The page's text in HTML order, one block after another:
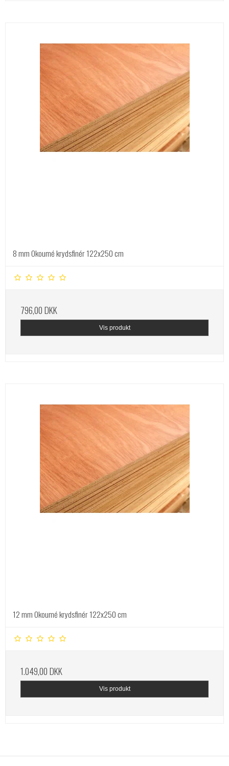
8 mm Okoumé krydsfinér 122x250 cm
796,00 DKK
Vis produkt
12 mm Okoumé krydsfinér 122x250 cm
1.049,00 DKK
Vis produkt